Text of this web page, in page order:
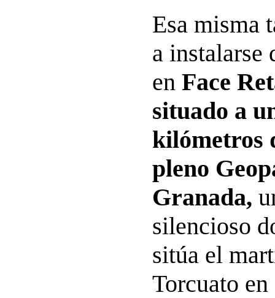
Esa misma
a instalarse
en Face
situado a
kilómetros
pleno
Granada,
silencioso
sitúa el
Torcuato